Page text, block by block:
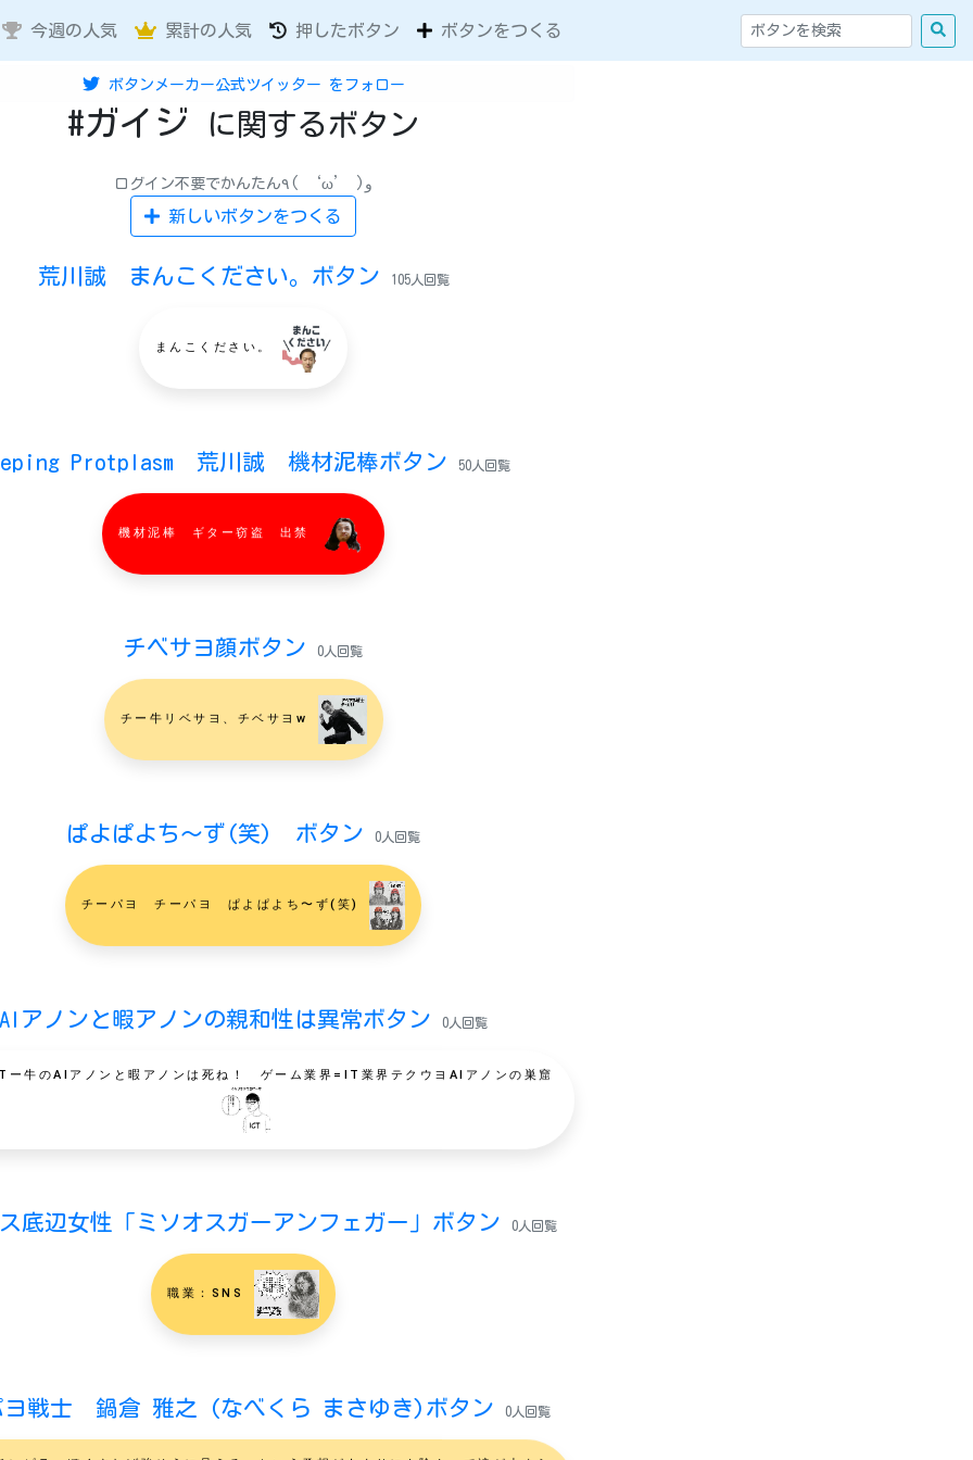
今週の人気 累計の人気 押したボタン ボタンをつくる
ボタンメーカー公式ツイッター をフォロー
#ガイジ に関するボタン
ログイン不要でかんたん٩( ‘ω’ )و
新しいボタンをつくる
荒川誠 まんこください。ボタン 105人回覧
まんこください。
Protplasm 荒川誠 機材泥棒ボタン 50人回覧
機材泥棒 ギター窃盗 出禁
チベサヨ顔ボタン 0人回覧
チー牛リベサヨ、チベサヨw
ぱよぱよち〜ず(笑) ボタン 0人回覧
チーパヨ チーパヨ ぱよぱよち〜ず(笑)
AIアノンと暇アノンの親和性は異常ボタン 0人回覧
ー牛のAIアノンと暇アノンは死ね！ ゲーム業界=IT業界テクウヨAIアノンの巣窟
底辺女性「ミソオスガーアンフェガー」ボタン 0人回覧
職業：SNS
ヨ戦士 鍋倉 雅之 (なべくら まさゆき)ボタン 0人回覧